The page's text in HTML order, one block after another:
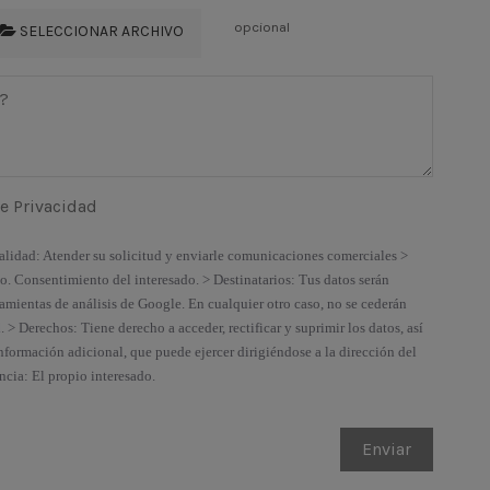
SELECCIONAR ARCHIVO opcional
Privacidad
Atender su solicitud y enviarle comunicaciones comerciales >
Consentimiento del interesado. > Destinatarios: Tus datos serán
de análisis de Google. En cualquier otro caso, no se cederán
Derechos: Tiene derecho a acceder, rectificar y suprimir los datos, así
adicional, que puede ejercer dirigiéndose a la dirección del
El propio interesado.